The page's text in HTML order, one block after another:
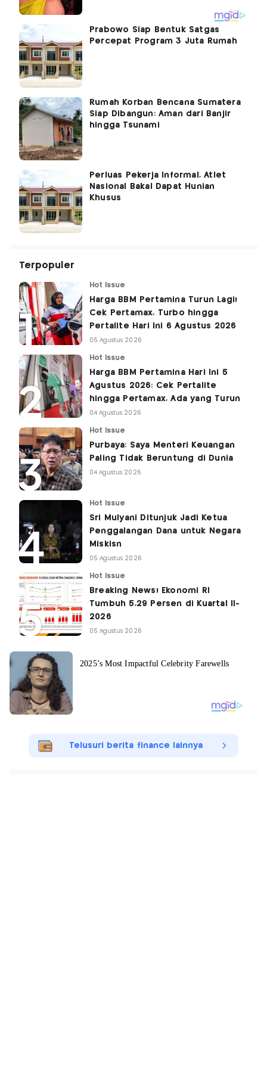
Prabowo Siap Bentuk Satgas
Percepat Program 3 Juta Rumah
Rumah Korban Bencana Sumatera
Siap Dibangun: Aman dari Banjir
hingga Tsunami
Perluas Pekerja Informal, Atlet
Nasional Bakal Dapat Hunian
Khusus
Terpopuler
Hot Issue
Harga BBM Pertamina Turun Lagi!
Cek Pertamax, Turbo hingga
Pertalite Hari Ini 6 Agustus 2026
05 Agustus 2026
Hot Issue
Harga BBM Pertamina Hari Ini 5
Agustus 2026: Cek Pertalite
hingga Pertamax, Ada yang Turun
04 Agustus 2026
Hot Issue
Purbaya: Saya Menteri Keuangan
Paling Tidak Beruntung di Dunia
04 Agustus 2026
Hot Issue
Sri Mulyani Ditunjuk Jadi Ketua
Penggalangan Dana untuk Negara
Miskisn
05 Agustus 2026
Hot Issue
Breaking News! Ekonomi RI
Tumbuh 5,29 Persen di Kuartal II-
2026
05 Agustus 2026
Telusuri berita finance lainnya